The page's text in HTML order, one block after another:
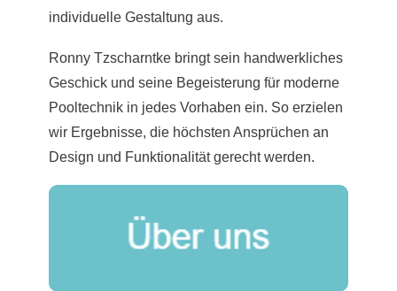
individuelle Gestaltung aus.
Ronny Tzscharntke bringt sein handwerkliches
Geschick und seine Begeisterung für moderne
Pooltechnik in jedes Vorhaben ein. So erzielen
wir Ergebnisse, die höchsten Ansprüchen an
Design und Funktionalität gerecht werden.